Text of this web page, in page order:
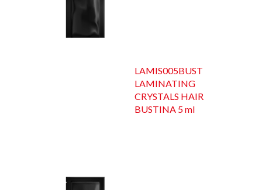
LAMIS005BUST
LAMINATING
CRYSTALS HAIR
BUSTINA 5 ml